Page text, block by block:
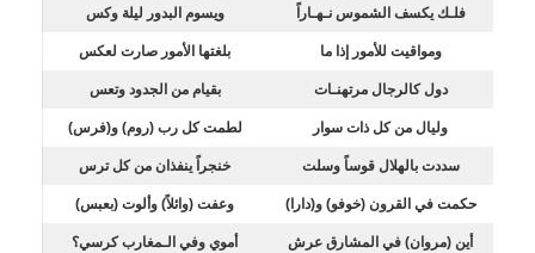
فلـك يكسف الشموس نـهـاراً ويسوم البدور ليلة وكس
ومواقيت للأمور إذا ما بلغتها الأمور صارت لعكس
دول كالرجال مرتهنـات بقيام من الجدود وتعس
وليال من كل ذات سوار لطمت كل رب (روم) و(فرس)
سددت بالهلال قوساً وسلت خنجراً ينفذان من كل ترس
حكمت في القرون (خوفو) و(دارا) وعفت (وائلاً) وألوت (بعبس)
أين (مروان) في المشارق عرش أموي وفي الـمغارب كرسي؟